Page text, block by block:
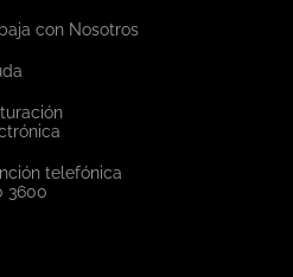
con Nosotros
telefónica
3600